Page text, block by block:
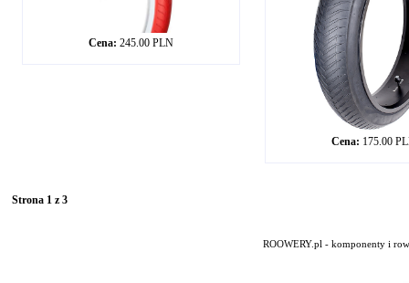
Cena: 245.00 PLN
Cena: 175.00
Strona 1 z 3
ROOWERY.pl - komponenty i